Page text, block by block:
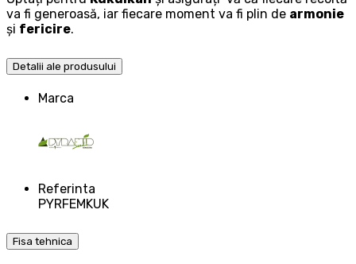
va fi generoasă, iar fiecare moment va fi plin de armonie
și fericire.
Detalii ale produsului
Marca
Referinta
PYRFEMKUK
Fisa tehnica